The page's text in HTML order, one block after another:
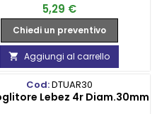
Prezzo
5,29 €
Chiedi un preventivo
 Aggiungi al carrello
Cod:DTUAR30
Lebez 4r Diam.30mm